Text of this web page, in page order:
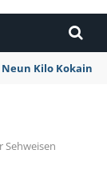
Kilo Kokain
Sehweisen